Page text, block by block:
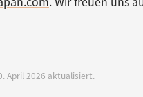
April 2026 aktualisiert.